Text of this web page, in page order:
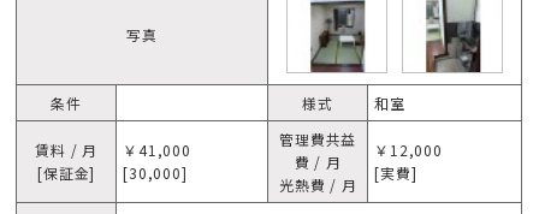
写真
条件 様式 和室
賃料 / 月
[保証金]
￥41,000
[30,000]
管理費共益
費 / 月
光熱費 / 月
￥12,000
[実費]